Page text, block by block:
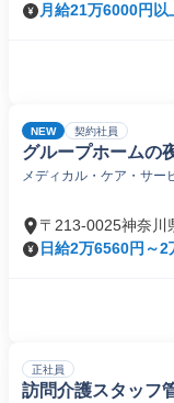
月給21万6000円以
NEW 契約社員
グループホームの
メディカル・ケア・サー
〒213-0025神奈川
日給2万6560円～2
正社員
訪問介護スタッフ